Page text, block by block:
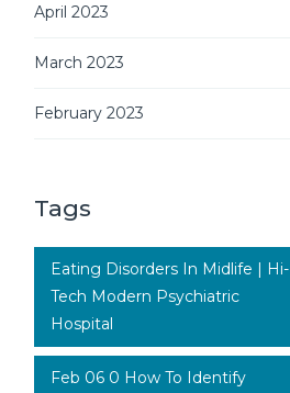
April 2023
March 2023
February 2023
Tags
Eating Disorders In Midlife | Hi-
Tech Modern Psychiatric
Hospital
Feb 06 0 How To Identify